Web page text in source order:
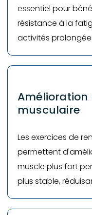
essentiel pour
résistance à la
activités
Amélioration
musculaire
Les exercices de
permettent
muscle plus fort
plus stable,